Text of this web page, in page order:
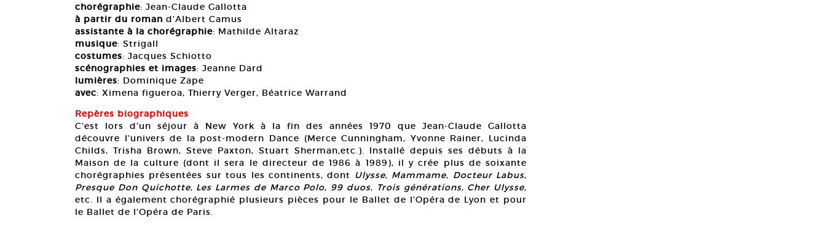
chorégraphie: Jean-Claude Gallotta
à partir du roman d’Albert Camus
assistante à la chorégraphie: Mathilde Altaraz
musique: Strigall
costumes: Jacques Schiotto
scénographies et images: Jeanne Dard
lumières: Dominique Zape
avec: Ximena figueroa, Thierry Verger, Béatrice Warrand
Repères biographiques
C’est lors d’un séjour à New York à la fin des années 1970 que Jean-Claude Gallotta
découvre l’univers de la post-modern Dance (Merce Cunningham, Yvonne Rainer, Lucinda
Childs, Trisha Brown, Steve Paxton, Stuart Sherman,etc.). Installé depuis ses débuts à la
Maison de la culture (dont il sera le directeur de 1986 à 1989), il y crée plus de soixante
chorégraphies présentées sur tous les continents, dont Ulysse, Mammame, Docteur Labus,
Presque Don Quichotte, Les Larmes de Marco Polo, 99 duos, Trois générations, Cher Ulysse,
etc. Il a également chorégraphié plusieurs pièces pour le Ballet de l’Opéra de Lyon et pour
le Ballet de l’Opéra de Paris.